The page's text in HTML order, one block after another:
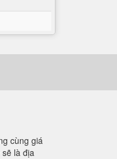
cùng giá
là địa